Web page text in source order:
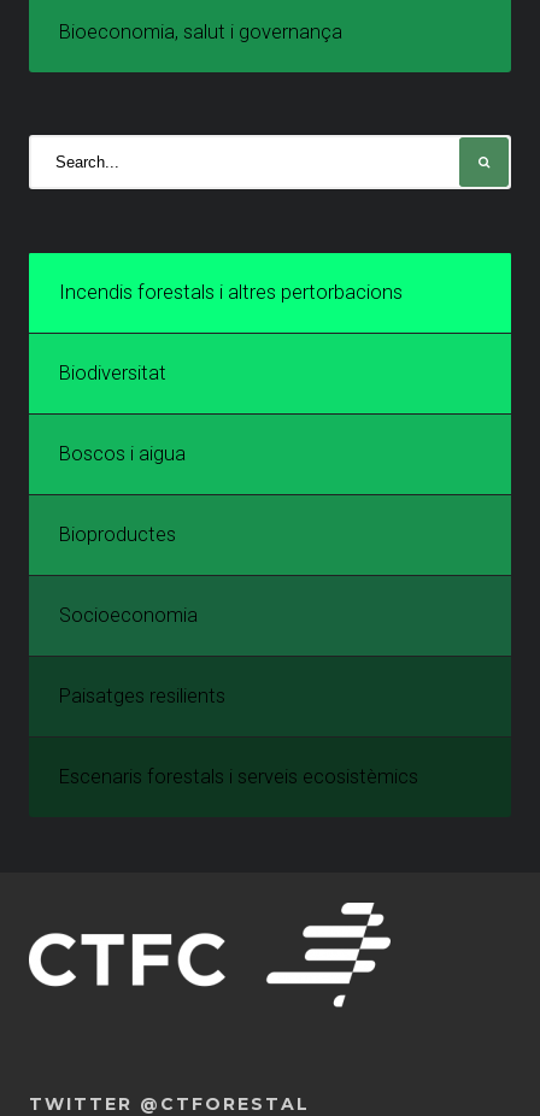
Bioeconomia, salut i governança
Incendis forestals i altres pertorbacions
Biodiversitat
Boscos i aigua
Bioproductes
Socioeconomia
Paisatges resilients
Escenaris forestals i serveis ecosistèmics
TWITTER @CTFORESTAL